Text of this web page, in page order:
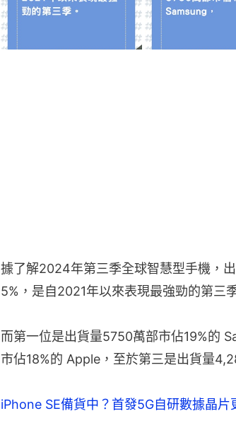
據了解2024年第三季全球智慧型手機，
5%，是自2021年以來表現最強勁的第三
而第一位是出貨量5750萬部市佔19%的
市佔18%的 Apple，至於第三是出貨量
iPhone SE備貨中？首發5G自研數據晶